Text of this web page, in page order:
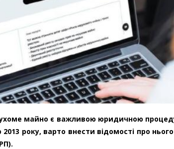
майно є важливою юридичною
року, варто внести відомості про